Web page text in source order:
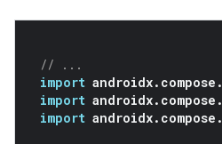
// ...
import androidx. compose .
import androidx. compose .
import androidx. compose .